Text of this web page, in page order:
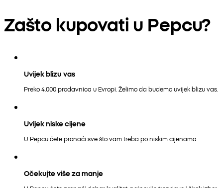
Zašto kupovati u Pepcu?
Uvijek blizu vas
Preko 4.000 prodavnica u Evropi. Želimo da budemo uvijek blizu vas.
Uvijek niske cijene
U Pepcu ćete pronaći sve što vam treba po niskim cijenama.
Očekujte više za manje